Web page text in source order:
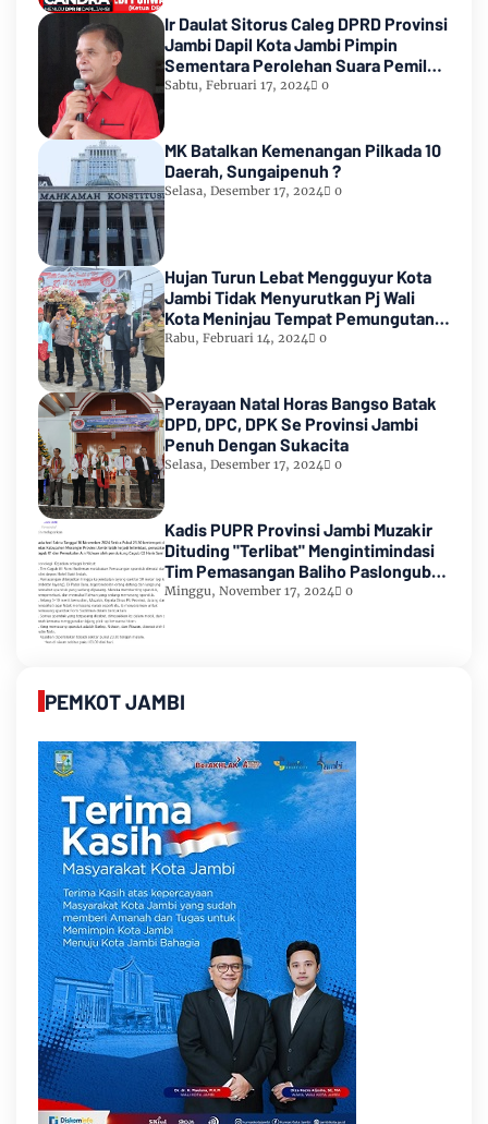
Ir Daulat Sitorus Caleg DPRD Provinsi
Jambi Dapil Kota Jambi Pimpin
Sementara Perolehan Suara Pemilu
2024
Sabtu, Februari 17, 2024 0
MK Batalkan Kemenangan Pilkada 10
Daerah, Sungaipenuh ?
Selasa, Desember 17, 2024 0
Hujan Turun Lebat Mengguyur Kota
Jambi Tidak Menyurutkan Pj Wali
Kota Meninjau Tempat Pemungutan
Suara Pemilu 2024
Rabu, Februari 14, 2024 0
Perayaan Natal Horas Bangso Batak
DPD, DPC, DPK Se Provinsi Jambi
Penuh Dengan Sukacita
Selasa, Desember 17, 2024 0
Kadis PUPR Provinsi Jambi Muzakir
Dituding "Terlibat" Mengintimindasi
Tim Pemasangan Baliho Paslongub
Romi-Sudirman
Minggu, November 17, 2024 0
PEMKOT JAMBI